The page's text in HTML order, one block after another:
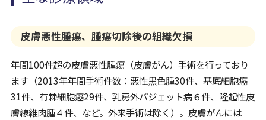
皮膚悪性腫瘍、腫瘍切除後の組織欠損
年間100件超の皮膚悪性腫瘍（皮膚がん）手術を行っており
ます（2013年年間手術件数：悪性黒色腫30件、基底細胞癌
31件、有棘細胞癌29件、乳房外パジェット病６件、隆起性皮
膚線維肉腫４件、など。外来手術は除く）。皮膚がんには